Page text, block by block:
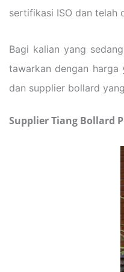
sertifikasi ISO dan telah
Bagi kalian yang
tawarkan dengan harga
dan supplier bollard
Supplier Tiang Bollard